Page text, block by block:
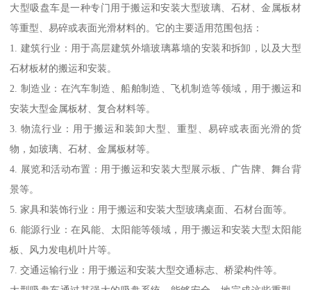
大型吸盘车是一种专门用于搬运和安装大型玻璃、石材、金属板材
等重型、易碎或表面光滑材料的。它的主要适用范围包括：
1. 建筑行业：用于高层建筑外墙玻璃幕墙的安装和拆卸，以及大型
石材板材的搬运和安装。
2. 制造业：在汽车制造、船舶制造、飞机制造等领域，用于搬运和
安装大型金属板材、复合材料等。
3. 物流行业：用于搬运和装卸大型、重型、易碎或表面光滑的货
物，如玻璃、石材、金属板材等。
4. 展览和活动布置：用于搬运和安装大型展示板、广告牌、舞台背
景等。
5. 家具和装饰行业：用于搬运和安装大型玻璃桌面、石材台面等。
6. 能源行业：在风能、太阳能等领域，用于搬运和安装大型太阳能
板、风力发电机叶片等。
7. 交通运输行业：用于搬运和安装大型交通标志、桥梁构件等。